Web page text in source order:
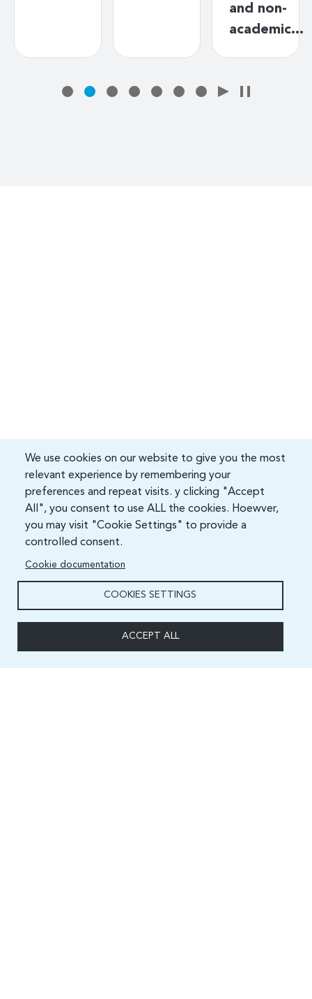
We use cookies on our website to give you the most
relevant experience by remembering your
preferences and repeat visits. y clicking "Accept
All", you consent to use ALL the cookies. Hoewver,
you may visit "Cookie Settings" to provide a
controlled consent.
Cookie documentation
COOKIES SETTINGS
ACCEPT ALL
and non-
academic…